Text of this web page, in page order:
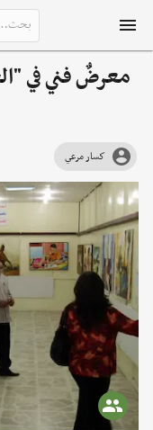
معرضٌ فني في
كسار مرعي